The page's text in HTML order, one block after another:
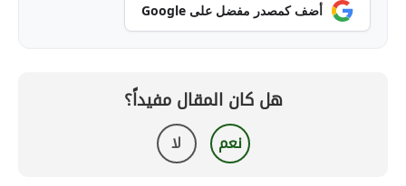
أضف كمصدر مفضل على Google
هل كان المقال مفيداً؟
نعم لا